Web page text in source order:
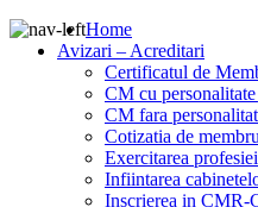
Home
Avizari – Acreditari
Certificatul de
CM cu
CM fara
Cotizatia de
Exercitarea
Infiintarea
Inscrierea in CMR-